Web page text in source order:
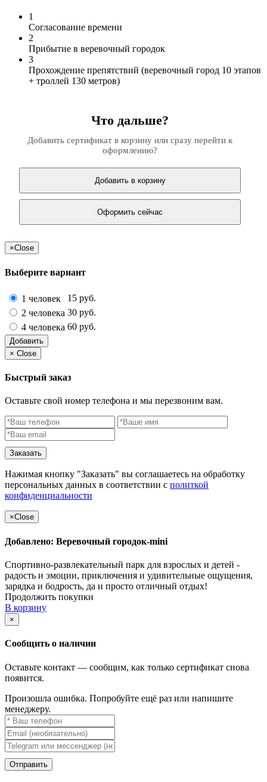
1
Согласование времени
2
Прибытие в веревочный городок
3
Прохождение препятствий (веревочный город 10 этапов
+ троллей 130 метров)
Что дальше?
Добавить сертификат в корзину или сразу перейти к
оформлению?
Добавить в корзину
Оформить сейчас
×Close
Выберите вариант
1 человек
15 руб.
2 человека 30 руб.
4 человека 60 руб.
Добавить
× Close
Быстрый заказ
Оставьте свой номер телефона и мы перезвоним вам.
Заказать
Нажимая кнопку "Заказать" вы соглашаетесь на обработку
персональных данных в соответствии с политкой
конфиденциальности
×Close
Добавлено: Веревочный городок-mini
Спортивно-развлекательный парк для взрослых и детей -
радость и эмоции, приключения и удивительные ощущения,
зарядка и бодрость, да и просто отличный отдых!
Продолжить покупки
В корзину
×
Сообщить о наличии
Оставьте контакт — сообщим, как только сертификат снова
появится.
Произошла ошибка. Попробуйте ещё раз или напишите
менеджеру.
Отправить